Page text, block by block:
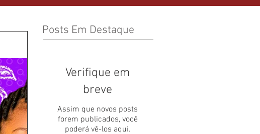
Posts Em Destaque
Verifique em
breve
Assim que novos posts
forem publicados, você
poderá vê-los aqui.